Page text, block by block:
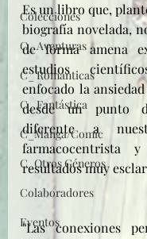
Colecciones
C_ Aventuras
C_ Románticas
C_ Fantástica
C_Manga/Comic
C_Otros Géneros
Colaboradores
Eventos
Es un libro que,
biografía novelada,
de forma amena
estudios
enfocado la
desde un punto
diferente a
farmacocentrista
resultados muy
"Las conexiones